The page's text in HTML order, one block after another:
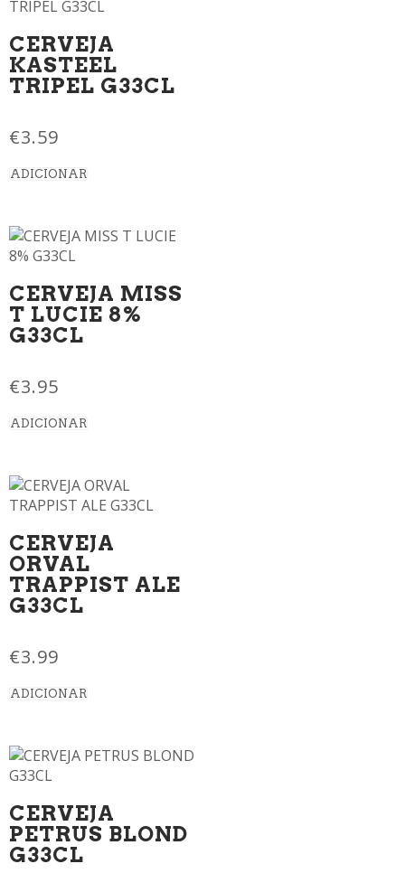
CERVEJA
KASTEEL
TRIPEL G33CL
€3.59
ADICIONAR
CERVEJA MISS
T LUCIE 8%
G33CL
€3.95
ADICIONAR
CERVEJA
ORVAL
TRAPPIST ALE
G33CL
€3.99
ADICIONAR
CERVEJA
PETRUS BLOND
G33CL